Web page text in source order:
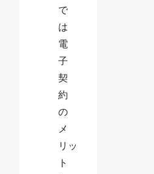
で
は
電
子
契
約
の
メ
リッ
ト